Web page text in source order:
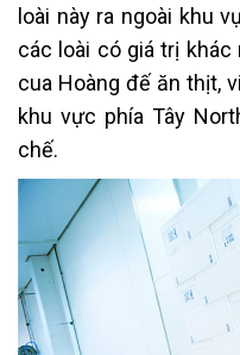
loài này ra ngoài khu
các loài có giá trị
cua Hoàng đế ăn thịt,
khu vực phía Tây
chế.